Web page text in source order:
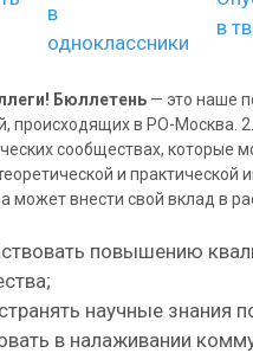
Бюллетень — это наше
происходящих в РО-Москва.
сообществах, которые
и практической
может внести свой вклад в
повышению
научные знания
в налаживании